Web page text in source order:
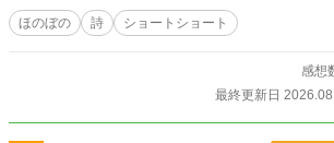
ほのぼの 詩 ショートショート
感想
最終更新日